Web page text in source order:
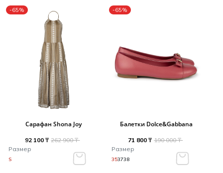
-65%
Сарафан Shona Joy
92 100 ₸ 262 900 ₸
Размер
S
-65%
Балетки Dolce&Gabbana
71 800 ₸ 190 000 ₸
Размер
353738